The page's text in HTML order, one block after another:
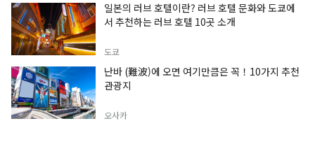
일본의 러브 호텔이란? 러브 호텔 문화와 도쿄에
서 추천하는 러브 호텔 10곳 소개
도쿄
난바 (難波)에 오면 여기만큼은 꼭！10가지 추천
관광지
오사카